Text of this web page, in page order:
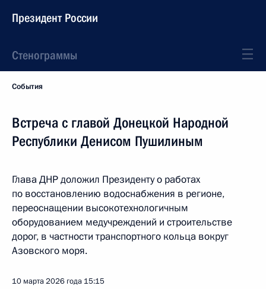
Президент России
Стенограммы
События
Встреча с главой Донецкой Народной
Республики Денисом Пушилиным
Глава ДНР доложил Президенту о работах
по восстановлению водоснабжения в регионе,
переоснащении высокотехнологичным
оборудованием медучреждений и строительстве
дорог, в частности транспортного кольца вокруг
Азовского моря.
10 марта 2026 года 15:15